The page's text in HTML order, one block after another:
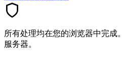
所有处理均在您的浏览器中完成
服务器。